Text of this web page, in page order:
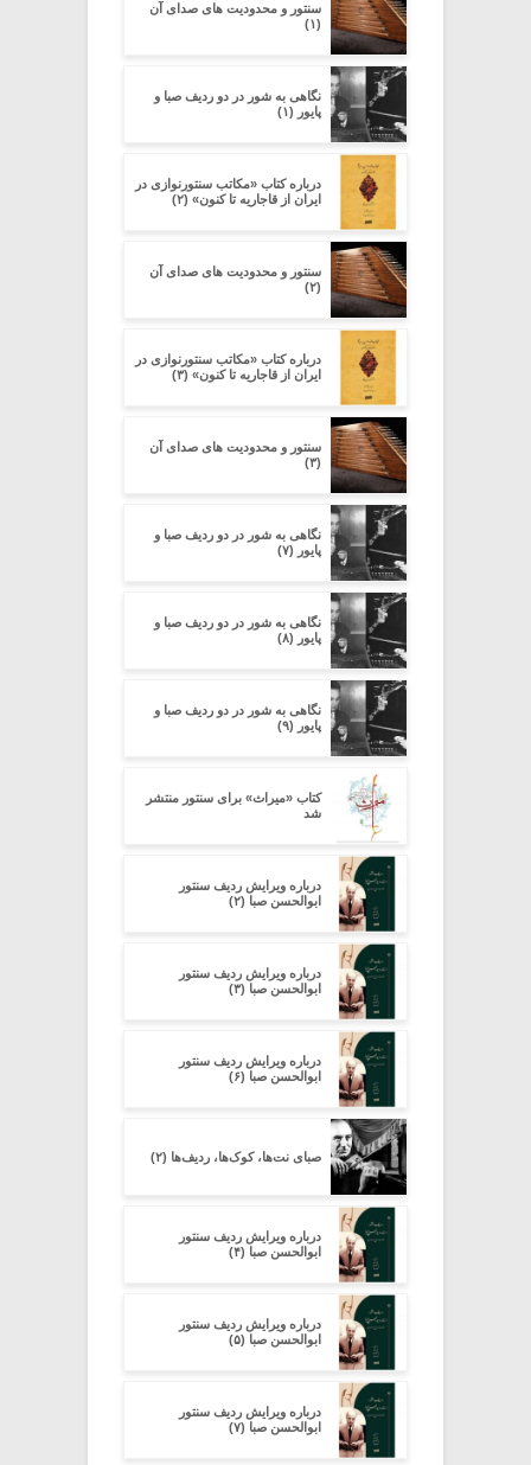
سنتور و محدودیت‌ های صدای آن
(۱)
نگاهی به شور در دو ردیف صبا و
پایور (۱)
درباره کتاب «مکاتب سنتورنوازی در
ایران از قاجاریه تا کنون» (۲)
سنتور و محدودیت‌ های صدای آن
(۲)
درباره کتاب «مکاتب سنتورنوازی در
ایران از قاجاریه تا کنون» (۳)
سنتور و محدودیت‌ های صدای آن
(۳)
نگاهی به شور در دو ردیف صبا و
پایور (۷)
نگاهی به شور در دو ردیف صبا و
پایور (۸)
نگاهی به شور در دو ردیف صبا و
پایور (۹)
کتاب «میراث» برای سنتور منتشر
شد
درباره ویرایش ردیف سنتور
ابوالحسن صبا (۲)
درباره ویرایش ردیف سنتور
ابوالحسن صبا (۳)
درباره ویرایش ردیف سنتور
ابوالحسن صبا (۶)
صبای نت‌ها، کوک‌ها، ردیف‌ها (۲)
درباره ویرایش ردیف سنتور
ابوالحسن صبا (۴)
درباره ویرایش ردیف سنتور
ابوالحسن صبا (۵)
درباره ویرایش ردیف سنتور
ابوالحسن صبا (۷)